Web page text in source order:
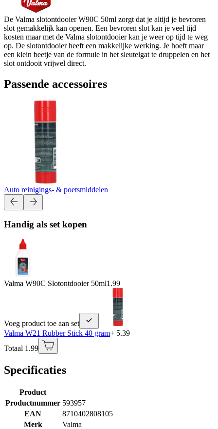
De Valma slotontdooier W90C 50ml zorgt dat je altijd je bevroren
slot gemakkelijk kan openen. Een bevroren slot kan je veel tijd
kosten maar met de Valma slotontdooier kan je weer op tijd te weg
op. De slotontdooier heeft een makkelijke werking. Je hoeft maar
een klein beetje van de formule in het sleutelgat te druppelen en het
slot ontdooit vrijwel direct.
Passende accessoires
Auto reinigings- & poetsmiddelen
Handig als set kopen
Valma W90C Slotontdooier 50ml1.99
Voeg product toe aan set
Valma W21 Rubber Stick 40 gram+ 5.39
Totaal 1.99
Specificaties
Product
Productnummer 593957
EAN
8710402808105
Merk
Valma